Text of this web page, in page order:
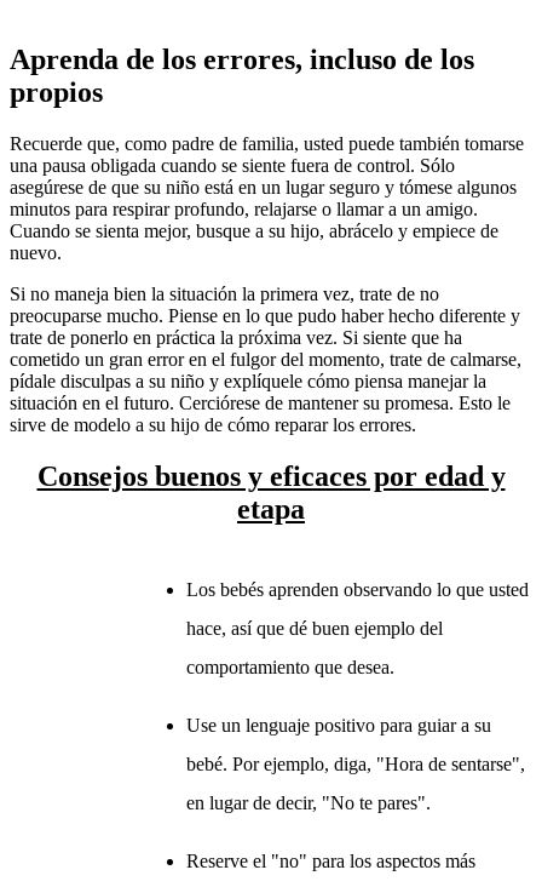
Aprenda de los errores, incluso de los
propios
Recuerde que, como padre de familia, usted puede también tomarse
una pausa obligada cuando se siente fuera de control. Sólo
asegúrese de que su niño está en un lugar seguro y tómese algunos
minutos para respirar profundo, relajarse o llamar a un amigo.
Cuando se sienta mejor, busque a su hijo, abrácelo y empiece de
nuevo.
Si no maneja bien la situación la primera vez, trate de no
preocuparse mucho. Piense en lo que pudo haber hecho diferente y
trate de ponerlo en práctica la próxima vez. Si siente que ha
cometido un gran error en el fulgor del momento, trate de calmarse,
pídale disculpas a su niño y explíquele cómo piensa manejar la
situación en el futuro. Cerciórese de mantener su promesa. Esto le
sirve de modelo a su hijo de cómo reparar los errores.
Consejos buenos y eficaces por edad y
etapa
Los bebés aprenden observando lo que usted
hace, así que dé buen ejemplo del
comportamiento que desea.
Use un lenguaje positivo para guiar a su
bebé. Por ejemplo, diga, "Hora de sentarse",
en lugar de decir, "No te pares".
Reserve el "no" para los aspectos más